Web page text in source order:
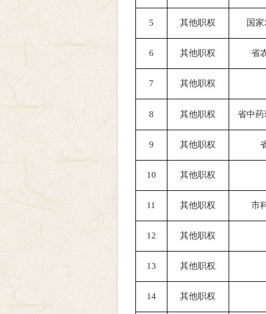
5 其他职权 国
6 其他职权 省
7 其他职权
8 其他职权 省中
9 其他职权
10 其他职权
11 其他职权 市
12 其他职权
13 其他职权
14 其他职权